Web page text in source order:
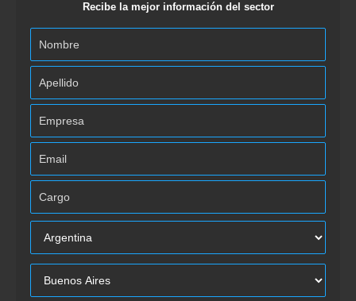
Recibe la mejor información del sector